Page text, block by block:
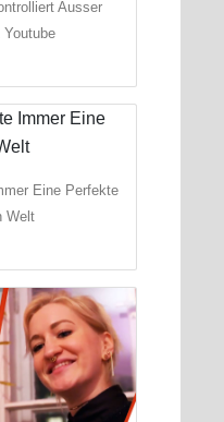
Ausser
Youtube
Eine Perfekte
Welt